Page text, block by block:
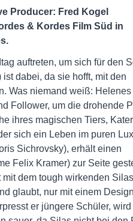
Producer: Fred Kogel
& Kordes Film Süd in
auftreten, um sich für den
dabei, da sie hofft, mit den
Was niemand weiß: Helenes
Follower, um die drohende
ihres magischen Tiers, Kater
sich ein Leben im puren
Sichrovsky), erhält einen
Felix Kramer) zur Seite
dem tough wirkenden Silas
glaubt, nur mit einem
er jüngere Schüler,